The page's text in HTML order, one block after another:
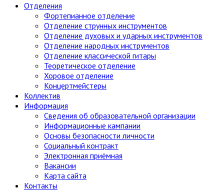
Отделения
Фортепианное отделение
Отделение струнных инструментов
Отделение духовых и ударных инструментов
Отделение народных инструментов
Отделение классической гитары
Теоретическое отделение
Хоровое отделение
Концертмейстеры
Коллектив
Информация
Сведения об образовательной организации
Информационные кампании
Основы безопасности личности
Социальный контракт
Электронная приёмная
Вакансии
Карта сайта
Контакты